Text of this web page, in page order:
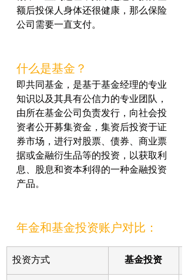
额后投保人身体还很健康，那么保险
公司需要一直支付。
什么是基金？
即共同基金，是基于基金经理的专业
知识以及其具有公信力的专业团队，
由所在基金公司负责发行，向社会投
资者公开募集资金，集资后投资于证
券市场，进行对股票、债券、商业票
据或金融衍生品等的投资，以获取利
息、股息和资本利得的一种金融投资
产品。
年金和基金投资账户对比：
投资方式 基金投资